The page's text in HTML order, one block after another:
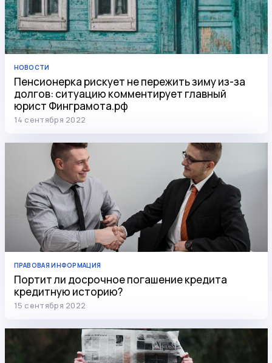
НОВОСТИ
Пенсионерка рискует не пережить зиму из-за
долгов: ситуацию комментирует главный
юрист Финграмота.рф
14 сентября 2022
ПРАВОВАЯ ИНФОРМАЦИЯ
Портит ли досрочное погашение кредита
кредитную историю?
15 сентября 2022